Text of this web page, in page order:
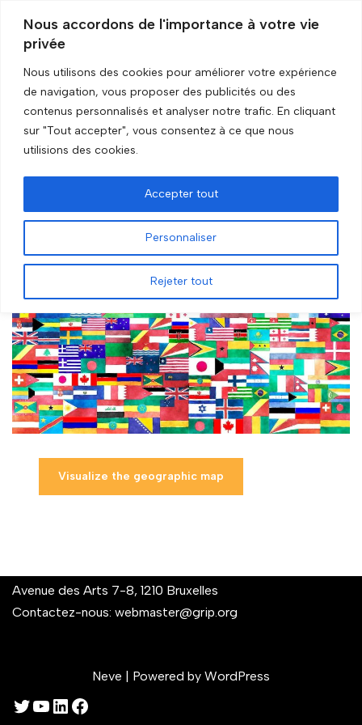
Nous accordons de l'importance à votre vie
privée
Nous utilisons des cookies pour améliorer votre expérience
de navigation, vous proposer des publicités ou des
contenus personnalisés et analyser notre trafic. En cliquant
sur "Tout accepter", vous consentez à ce que nous
utilisions des cookies.
Personnaliser
Rejeter tout
Accepter tout
Skip
to
content
Accueil»Geographic map
Geographic map
Visualize the geographic map
Avenue des Arts 7-8, 1210 Bruxelles
Contactez-nous: webmaster@grip.org
Neve | Powered by WordPress